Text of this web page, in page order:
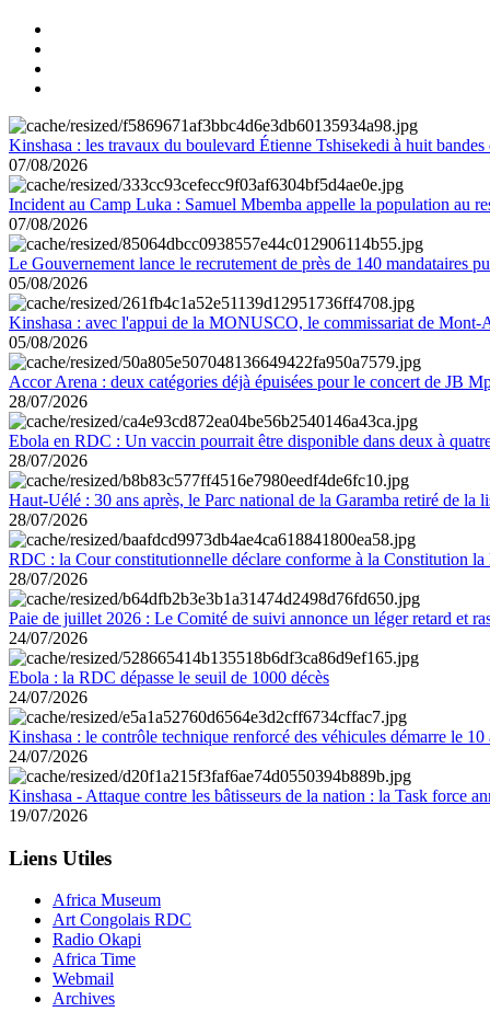
Kinshasa : les travaux du boulevard Étienne Tshisekedi à huit
07/08/2026
Incident au Camp Luka : Samuel Mbemba appelle la population au
07/08/2026
Le Gouvernement lance le recrutement de près de 140 mandataires
05/08/2026
Kinshasa : avec l'appui de la MONUSCO, le commissariat de Mont-
05/08/2026
Accor Arena : deux catégories déjà épuisées pour le concert de JB
28/07/2026
Ebola en RDC : Un vaccin pourrait être disponible dans deux à
28/07/2026
Haut-Uélé : 30 ans après, le Parc national de la Garamba retiré de la
28/07/2026
RDC : la Cour constitutionnelle déclare conforme à la Constitution la
28/07/2026
Paie de juillet 2026 : Le Comité de suivi annonce un léger retard et
24/07/2026
Ebola : la RDC dépasse le seuil de 1000 décès
24/07/2026
Kinshasa : le contrôle technique renforcé des véhicules démarre le 10
24/07/2026
Kinshasa - Attaque contre les bâtisseurs de la nation : la Task force
19/07/2026
Liens Utiles
Africa Museum
Art Congolais RDC
Radio Okapi
Africa Time
Webmail
Archives